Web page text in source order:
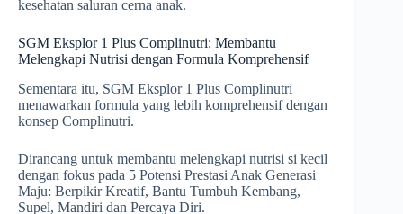
kesehatan saluran cerna anak.
SGM Eksplor 1 Plus Complinutri: Membantu
Melengkapi Nutrisi dengan Formula Komprehensif
Sementara itu, SGM Eksplor 1 Plus Complinutri
menawarkan formula yang lebih komprehensif dengan
konsep Complinutri.
Dirancang untuk membantu melengkapi nutrisi si kecil
dengan fokus pada 5 Potensi Prestasi Anak Generasi
Maju: Berpikir Kreatif, Bantu Tumbuh Kembang,
Supel, Mandiri dan Percaya Diri.